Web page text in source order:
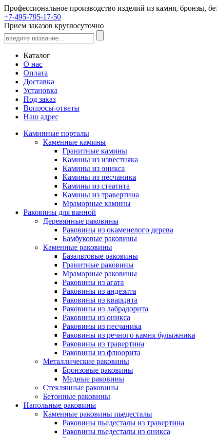
Профессиональное производство изделий из камня, бронзы,
+7-495-795-17-50
Прием заказов круглосуточно
Каталог
О нас
Оплата
Доставка
Установка
Под заказ
Вопросы-ответы
Наш адрес
Каминные порталы
Каменные камины
Гранитные камины
Камины из известняка
Камины из оникса
Камины из песчаника
Камины из стеатита
Камины из травертина
Мраморные камины
Раковины для ванной
Деревянные раковины
Раковины из окаменелого дерева
Бамбуковые раковины
Каменные раковины
Базальтовые раковины
Гранитные раковины
Мраморные раковины
Раковины из агата
Раковины из андезита
Раковины из кварцита
Раковины из лабрадорита
Раковины из оникса
Раковины из песчаника
Раковины из речного камня булыжника
Раковины из травертина
Раковины из флюорита
Металлические раковины
Бронзовые раковины
Медные раковины
Стеклянные раковины
Бетонные раковины
Напольные раковины
Каменные раковины пьедесталы
Раковины пьедесталы из травертина
Раковины пьедесталы из оникса